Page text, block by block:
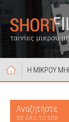
Η ΜΙΚΡΟΥ
Αναζητήστε
σε όλο το site